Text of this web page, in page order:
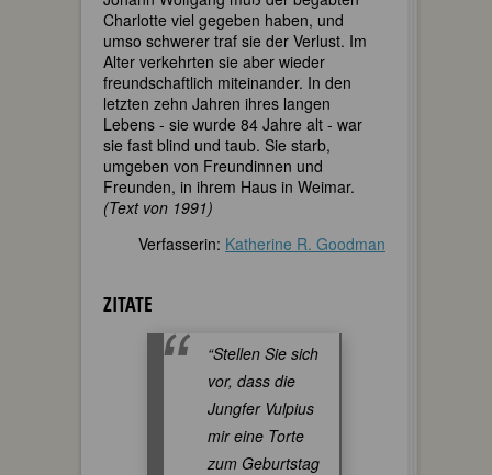
Charlotte viel gegeben haben, und
umso schwerer traf sie der Verlust. Im
Alter verkehrten sie aber wieder
freundschaftlich miteinander. In den
letzten zehn Jahren ihres langen
Lebens - sie wurde 84 Jahre alt - war
sie fast blind und taub. Sie starb,
umgeben von Freundinnen und
Freunden, in ihrem Haus in Weimar.
(Text von 1991)
Verfasserin: Katherine R. Goodman
ZITATE
“Stellen Sie sich
vor, dass die
Jungfer Vulpius
mir eine Torte
zum Geburtstag